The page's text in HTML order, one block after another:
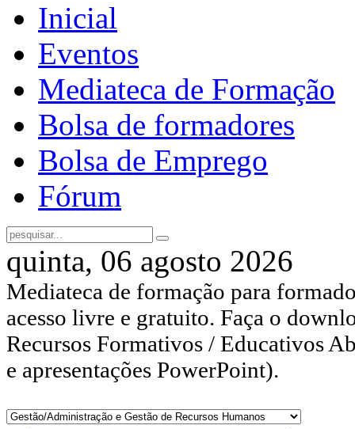
Inicial
Eventos
Mediateca de Formação
Bolsa de formadores
Bolsa de Emprego
Fórum
quinta, 06 agosto 2026
Mediateca de formação para
acesso livre e gratuito. Faça o
Recursos Formativos / Educativos
e apresentações PowerPoint).